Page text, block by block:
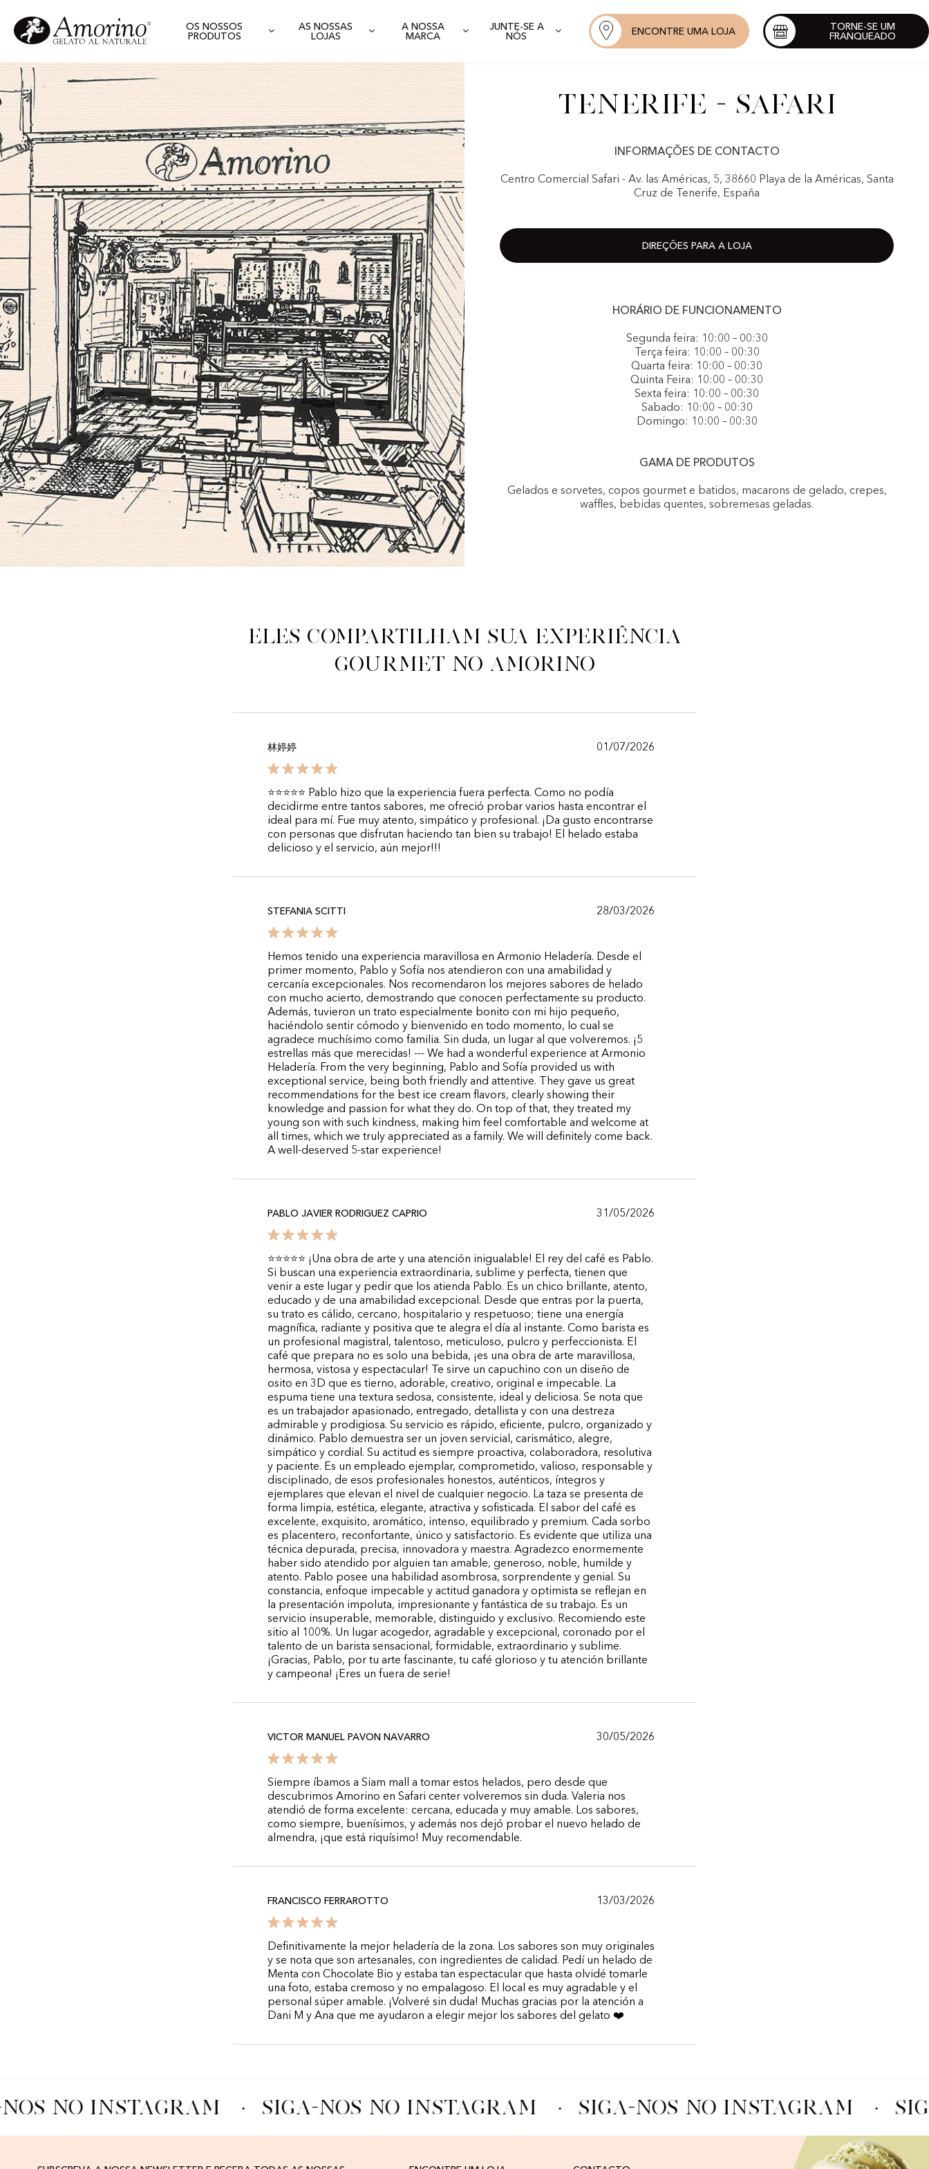
OS NOSSOS
PRODUTOS
AS NOSSAS
LOJAS
A NOSSA
MARCA
JUNTE-SE A
NÓS
ENCONTRE UMA LOJA
TORNE-SE UM
FRANQUEADO
Tenerife - Safari
INFORMAÇÕES DE CONTACTO
Centro Comercial Safari - Av. las Américas, 5, 38660 Playa de la Américas, Santa
Cruz de Tenerife, España
DIREÇÕES PARA A LOJA
HORÁRIO DE FUNCIONAMENTO
Segunda feira: 10:00 – 00:30
Terça feira: 10:00 – 00:30
Quarta feira: 10:00 – 00:30
Quinta Feira: 10:00 – 00:30
Sexta feira: 10:00 – 00:30
Sabado: 10:00 – 00:30
Domingo: 10:00 – 00:30
GAMA DE PRODUTOS
Gelados e sorvetes, copos gourmet e batidos, macarons de gelado, crepes,
waffles, bebidas quentes, sobremesas geladas.
Eles compartilham sua experiência
gourmet no Amorino
林婷婷 01/07/2026
⭐⭐⭐⭐⭐ Pablo hizo que la experiencia fuera perfecta. Como no podía
decidirme entre tantos sabores, me ofreció probar varios hasta encontrar el
ideal para mí. Fue muy atento, simpático y profesional. ¡Da gusto encontrarse
con personas que disfrutan haciendo tan bien su trabajo! El helado estaba
delicioso y el servicio, aún mejor!!!
STEFANIA SCITTI 28/03/2026
Hemos tenido una experiencia maravillosa en Armonio Heladería. Desde el
primer momento, Pablo y Sofía nos atendieron con una amabilidad y
cercanía excepcionales. Nos recomendaron los mejores sabores de helado
con mucho acierto, demostrando que conocen perfectamente su producto.
Además, tuvieron un trato especialmente bonito con mi hijo pequeño,
haciéndolo sentir cómodo y bienvenido en todo momento, lo cual se
agradece muchísimo como familia. Sin duda, un lugar al que volveremos. ¡5
estrellas más que merecidas! --- We had a wonderful experience at Armonio
Heladería. From the very beginning, Pablo and Sofía provided us with
exceptional service, being both friendly and attentive. They gave us great
recommendations for the best ice cream flavors, clearly showing their
knowledge and passion for what they do. On top of that, they treated my
young son with such kindness, making him feel comfortable and welcome at
all times, which we truly appreciated as a family. We will definitely come back.
A well-deserved 5-star experience!
PABLO JAVIER RODRIGUEZ CAPRIO 31/05/2026
⭐⭐⭐⭐⭐ ¡Una obra de arte y una atención inigualable! El rey del café es Pablo.
Si buscan una experiencia extraordinaria, sublime y perfecta, tienen que
venir a este lugar y pedir que los atienda Pablo. Es un chico brillante, atento,
educado y de una amabilidad excepcional. Desde que entras por la puerta,
su trato es cálido, cercano, hospitalario y respetuoso; tiene una energía
magnífica, radiante y positiva que te alegra el día al instante. Como barista es
un profesional magistral, talentoso, meticuloso, pulcro y perfeccionista. El
café que prepara no es solo una bebida, ¡es una obra de arte maravillosa,
hermosa, vistosa y espectacular! Te sirve un capuchino con un diseño de
osito en 3D que es tierno, adorable, creativo, original e impecable. La
espuma tiene una textura sedosa, consistente, ideal y deliciosa. Se nota que
es un trabajador apasionado, entregado, detallista y con una destreza
admirable y prodigiosa. Su servicio es rápido, eficiente, pulcro, organizado y
dinámico. Pablo demuestra ser un joven servicial, carismático, alegre,
simpático y cordial. Su actitud es siempre proactiva, colaboradora, resolutiva
y paciente. Es un empleado ejemplar, comprometido, valioso, responsable y
disciplinado, de esos profesionales honestos, auténticos, íntegros y
ejemplares que elevan el nivel de cualquier negocio. La taza se presenta de
forma limpia, estética, elegante, atractiva y sofisticada. El sabor del café es
excelente, exquisito, aromático, intenso, equilibrado y premium. Cada sorbo
es placentero, reconfortante, único y satisfactorio. Es evidente que utiliza una
técnica depurada, precisa, innovadora y maestra. Agradezco enormemente
haber sido atendido por alguien tan amable, generoso, noble, humilde y
atento. Pablo posee una habilidad asombrosa, sorprendente y genial. Su
constancia, enfoque impecable y actitud ganadora y optimista se reflejan en
la presentación impoluta, impresionante y fantástica de su trabajo. Es un
servicio insuperable, memorable, distinguido y exclusivo. Recomiendo este
sitio al 100%. Un lugar acogedor, agradable y excepcional, coronado por el
talento de un barista sensacional, formidable, extraordinario y sublime.
¡Gracias, Pablo, por tu arte fascinante, tu café glorioso y tu atención brillante
y campeona! ¡Eres un fuera de serie!
VICTOR MANUEL PAVON NAVARRO 30/05/2026
Siempre íbamos a Siam mall a tomar estos helados, pero desde que
descubrimos Amorino en Safari center volveremos sin duda. Valeria nos
atendió de forma excelente: cercana, educada y muy amable. Los sabores,
como siempre, buenísimos, y además nos dejó probar el nuevo helado de
almendra, ¡que está riquísimo! Muy recomendable.
FRANCISCO FERRAROTTO 13/03/2026
Definitivamente la mejor heladería de la zona. Los sabores son muy originales
y se nota que son artesanales, con ingredientes de calidad. Pedí un helado de
Menta con Chocolate Bio y estaba tan espectacular que hasta olvidé tomarle
una foto, estaba cremoso y no empalagoso. El local es muy agradable y el
personal súper amable. ¡Volveré sin duda! Muchas gracias por la atención a
Dani M y Ana que me ayudaron a elegir mejor los sabores del gelato ❤️
NO INSTAGRAM SIGA-NOS NO INSTAGRAM SIGA-NOS NO INSTAGRAM